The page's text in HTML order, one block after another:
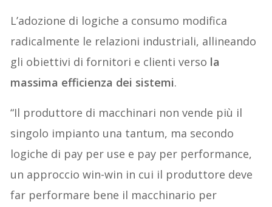
L’adozione di logiche a consumo modifica
radicalmente le relazioni industriali, allineando
gli obiettivi di fornitori e clienti verso la
massima efficienza dei sistemi.
“Il produttore di macchinari non vende più il
singolo impianto una tantum, ma secondo
logiche di pay per use e pay per performance,
un approccio win-win in cui il produttore deve
far performare bene il macchinario per